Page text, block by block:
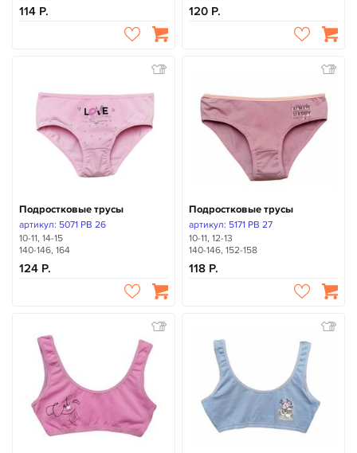
114 120
Подростковые трусы
артикул: 5071 PB 26
10-11, 14-15
140-146, 164
124
Подростковые трусы
артикул: 5171 PB 27
10-11, 12-13
140-146, 152-158
118